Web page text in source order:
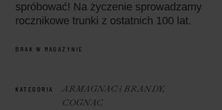
spróbować! Na życzenie sprowadzamy
rocznikowe trunki z ostatnich 100 lat.
BRAK W MAGAZYNIE
KATEGORIA ARMAGNAC i BRANDY,
COGNAC